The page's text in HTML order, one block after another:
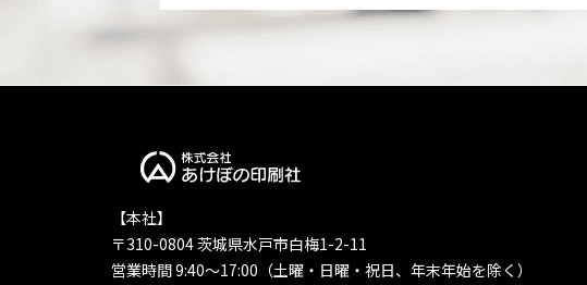
【本社】
〒310-0804 茨城県水戸市白梅1-2-11
営業時間 9:40〜17:00（土曜・日曜・祝日、年末年始を除く）